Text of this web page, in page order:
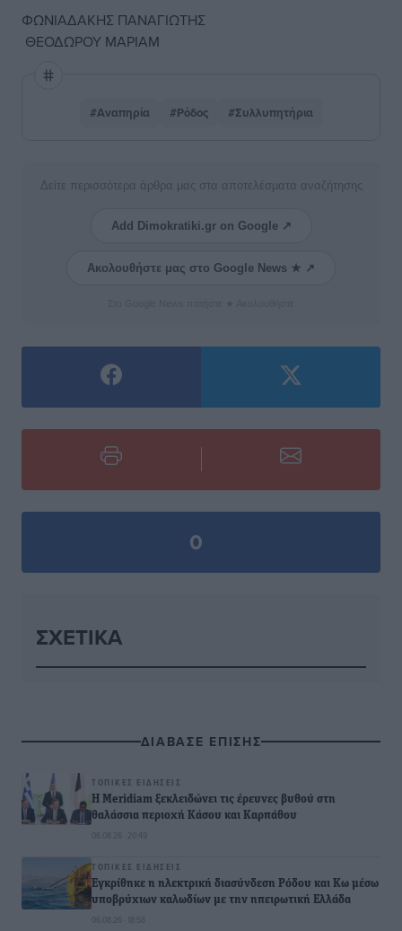
ΦΩΝΙΑΔΑΚΗΣ ΠΑΝΑΓΙΩΤΗΣ
ΘΕΟΔΩΡΟΥ ΜΑΡΙΑΜ
#Αναπηρία #Ρόδος #Συλλυπητήρια
Δείτε περισσότερα άρθρα μας στα αποτελέσματα αναζήτησης
Add Dimokratiki.gr on Google ↗
Ακολουθήστε μας στο Google News ★ ↗
0
ΣΧΕΤΙΚΆ
ΔΙΑΒΑΣΕ ΕΠΙΣΗΣ
ΤΟΠΙΚΈΣ ΕΙΔΉΣΕΙΣ
Η Meridiam ξεκλειδώνει τις έρευνες βυθού στη
θαλάσσια περιοχή Κάσου και Καρπάθου
06.08.26 · 20:49
ΤΟΠΙΚΈΣ ΕΙΔΉΣΕΙΣ
Εγκρίθηκε η ηλεκτρική διασύνδεση Ρόδου και Κω μέσω
υποβρύχιων καλωδίων με την ηπειρωτική Ελλάδα